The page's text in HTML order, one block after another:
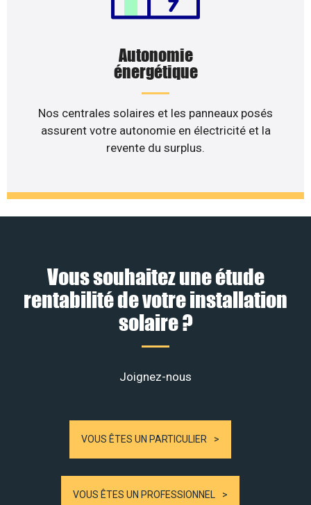
Autonomie
énergétique
Nos centrales solaires et les panneaux posés
assurent votre autonomie en électricité et la
revente du surplus.
Vous souhaitez une étude
rentabilité de votre installation
solaire ?
Joignez-nous
VOUS ÊTES UN PARTICULIER
VOUS ÊTES UN PROFESSIONNEL